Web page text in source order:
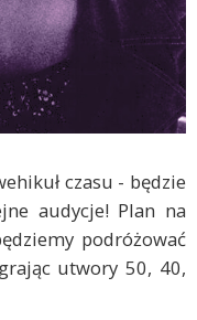
czasu - będzie
audycje! Plan na
podróżować
utwory 50, 40,